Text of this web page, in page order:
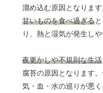
溜め込む原因となります
甘いものを食べ過ぎる
り、熱と湿気が発生しや
夜更かしや不規則な生活
腐苔の原因となります
気・血・水の巡りが悪